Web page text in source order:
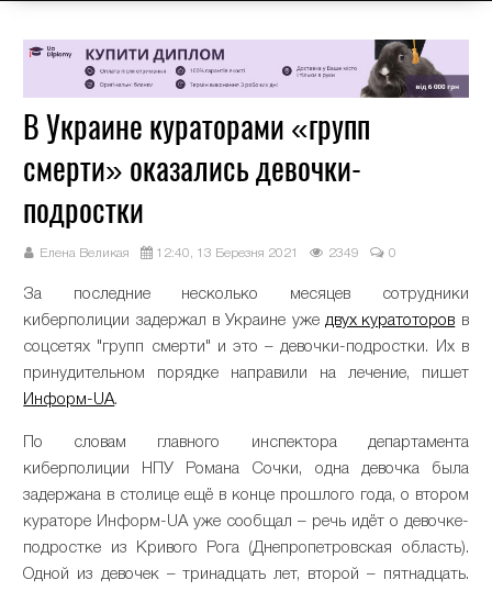
В Украине кураторами «групп
смерти» оказались девочки-
подростки
Елена Великая 12:40, 13 Березня 2021 2349 0
За последние несколько месяцев сотрудники
киберполиции задержал в Украине ужедвух куратоторов в
соцсетях "групп смерти" и это – девочки-подростки. Их в
принудительном порядке направили на лечение, пишет
Информ-UA.
По словам главного инспектора департамента
киберполиции НПУ Романа Сочки, одна девочка была
задержана в столице ещё в конце прошлого года, о втором
кураторе Информ-UA уже сообщал – речь идёт о девочке-
подростке из Кривого Рога (Днепропетровская область).
Одной из девочек – тринадцать лет, второй – пятнадцать.